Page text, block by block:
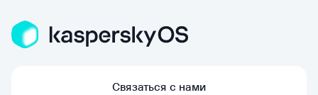
Связаться с нами